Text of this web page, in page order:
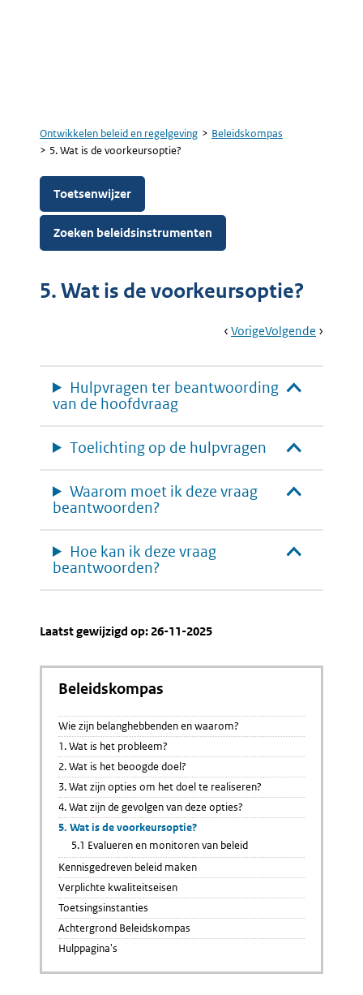
Kruimelpad
Ontwikkelen beleid en regelgeving
Beleidskompas
5. Wat is de voorkeursoptie?
Toetsenwijzer
Zoeken beleidsinstrumenten
5. Wat is de voorkeursoptie?
Book
Ga
VorigePagina:
Gevolgen
De
Ga
Volgende Pagina:
Beleid
Hulpvragen ter beantwoording
van de hoofdvraag
Toelichting op de hulpvragen
Waarom moet ik deze vraag
beantwoorden?
Hoe kan ik deze vraag
beantwoorden?
Laatst gewijzigd op: 26-11-2025
Beleidskompas
Wie zijn belanghebbenden en waarom?
1. Wat is het probleem?
2. Wat is het beoogde doel?
3. Wat zijn opties om het doel te realiseren?
4. Wat zijn de gevolgen van deze opties?
5. Wat is de voorkeursoptie?
5.1 Evalueren en monitoren van beleid
Kennisgedreven beleid maken
Verplichte kwaliteitseisen
Toetsingsinstanties
Achtergrond Beleidskompas
Hulppagina's